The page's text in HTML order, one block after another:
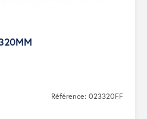
Référence: 023320FF